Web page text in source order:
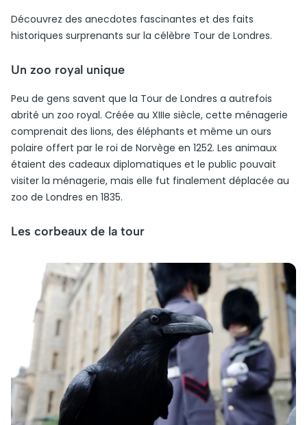
Découvrez des anecdotes fascinantes et des faits
historiques surprenants sur la célèbre Tour de Londres.
Un zoo royal unique
Peu de gens savent que la Tour de Londres a autrefois
abrité un zoo royal. Créée au XIIIe siècle, cette ménagerie
comprenait des lions, des éléphants et même un ours
polaire offert par le roi de Norvège en 1252. Les animaux
étaient des cadeaux diplomatiques et le public pouvait
visiter la ménagerie, mais elle fut finalement déplacée au
zoo de Londres en 1835.
Les corbeaux de la tour